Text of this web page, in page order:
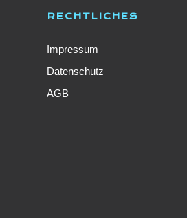
RECHTLICHES
Impressum
Datenschutz
AGB